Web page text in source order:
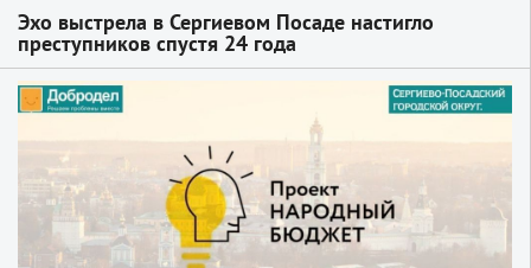
Эхо выстрела в Сергиевом Посаде настигло
преступников спустя 24 года
1